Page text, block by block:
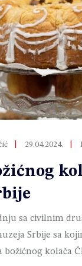
29.04.2024.
sa civilnim
Srbije sa
božićnog kolača